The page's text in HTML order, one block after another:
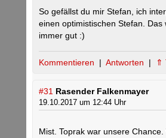
So gefällst du mir Stefan, ich
einen optimistischen Stefan. Das
immer gut :)
Kommentieren | Antworten | ⇑
#31 Rasender Falkenmayer
19.10.2017 um 12:44 Uhr
Mist. Toprak war unsere